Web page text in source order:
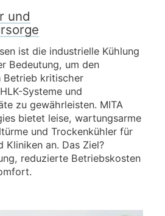
und
ist die industrielle Kühlung
Bedeutung, um den
Betrieb kritischer
Systeme und
zu gewährleisten. MITA
bietet leise, wartungsarme
und Trockenkühler für
Kliniken an. Das Ziel?
reduzierte Betriebskosten